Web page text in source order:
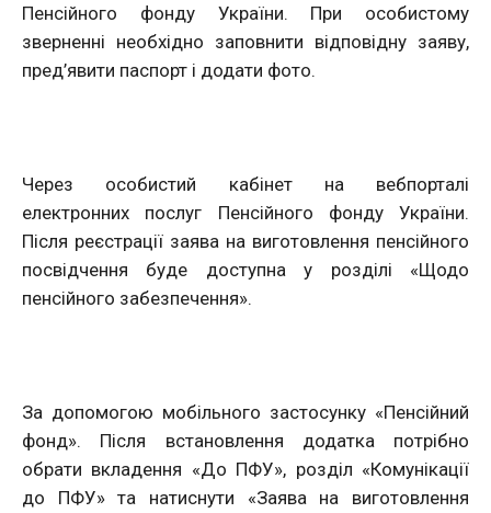
Пенсійного фонду України. При особистому
зверненні необхідно заповнити відповідну заяву,
пред’явити паспорт і додати фото.
Через особистий кабінет на вебпорталі
електронних послуг Пенсійного фонду України.
Після реєстрації заява на виготовлення пенсійного
посвідчення буде доступна у розділі «Щодо
пенсійного забезпечення».
За допомогою мобільного застосунку «Пенсійний
фонд». Після встановлення додатка потрібно
обрати вкладення «До ПФУ», розділ «Комунікації
до ПФУ» та натиснути «Заява на виготовлення